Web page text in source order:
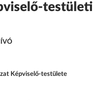
testületi
Képviselő-testülete